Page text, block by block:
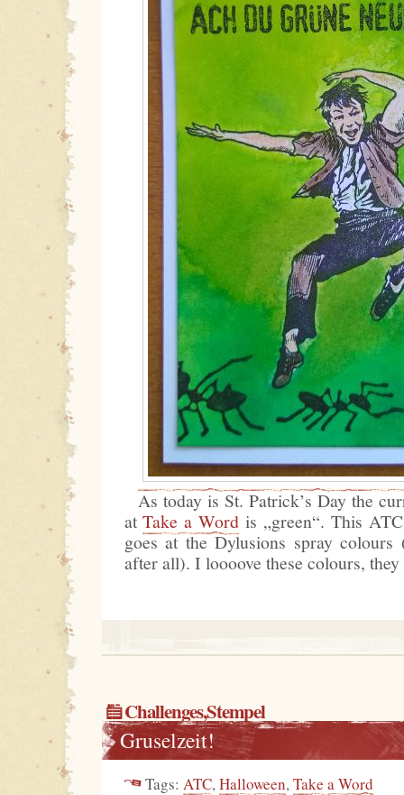
As today is St. Patrick’s Day the
atTake a Word is „green“. This
goes at the Dylusions spray
after all). I loooove these colours,
Challenges,Stempel
Gruselzeit!
Tags: ATC, Halloween, Take a Word